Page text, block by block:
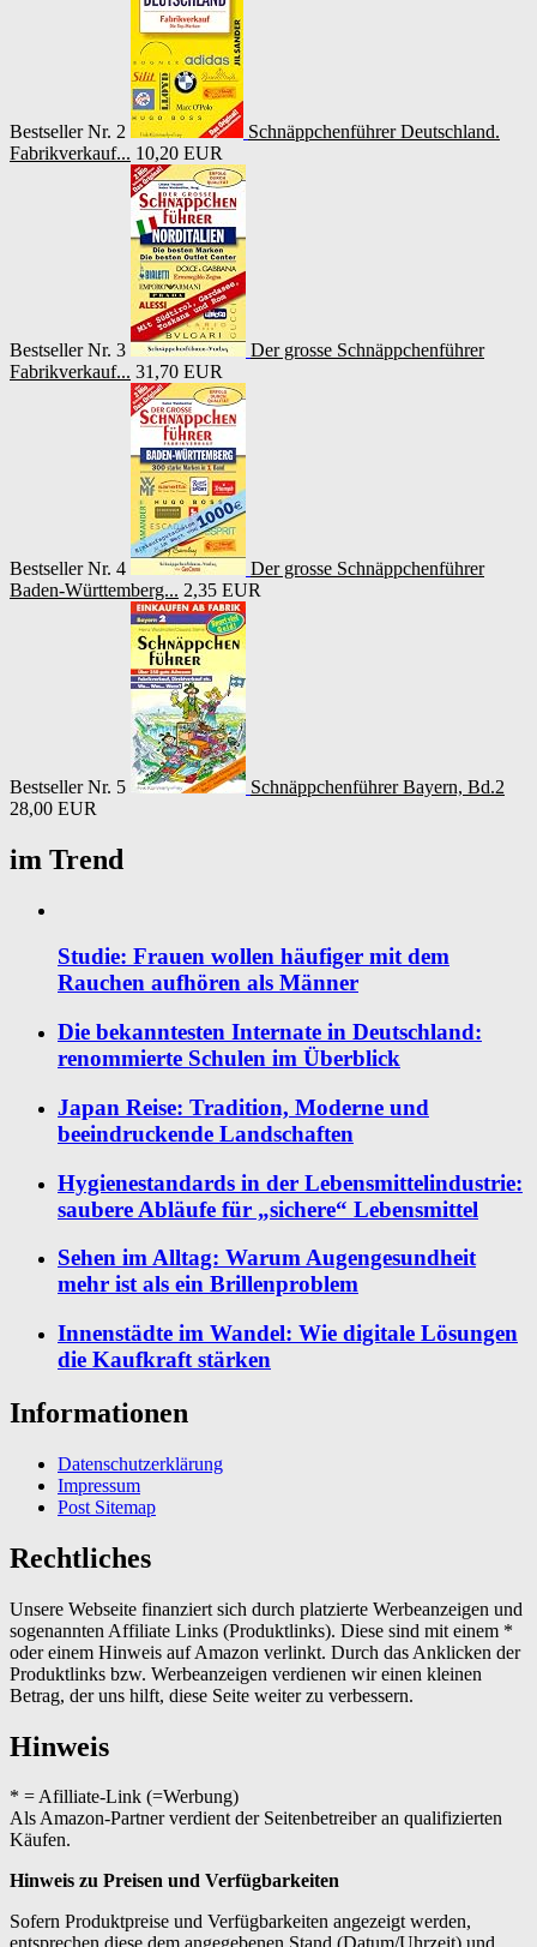
Bestseller Nr. 2
Schnäppchenführer Deutschland.
Fabrikverkauf... 10,20 EUR
Bestseller Nr. 3
Der grosse Schnäppchenführer
Fabrikverkauf... 31,70 EUR
Bestseller Nr. 4
Der grosse Schnäppchenführer
Baden-Württemberg... 2,35 EUR
Bestseller Nr. 5
Schnäppchenführer Bayern, Bd.2
28,00 EUR
im Trend
Studie: Frauen wollen häufiger mit dem
Rauchen aufhören als Männer
Die bekanntesten Internate in Deutschland:
renommierte Schulen im Überblick
Japan Reise: Tradition, Moderne und
beeindruckende Landschaften
Hygienestandards in der Lebensmittelindustrie:
saubere Abläufe für „sichere“ Lebensmittel
Sehen im Alltag: Warum Augengesundheit
mehr ist als ein Brillenproblem
Innenstädte im Wandel: Wie digitale Lösungen
die Kaufkraft stärken
Informationen
Datenschutzerklärung
Impressum
Post Sitemap
Rechtliches
Unsere Webseite finanziert sich durch platzierte Werbeanzeigen und
sogenannten Affiliate Links (Produktlinks). Diese sind mit einem *
oder einem Hinweis auf Amazon verlinkt. Durch das Anklicken der
Produktlinks bzw. Werbeanzeigen verdienen wir einen kleinen
Betrag, der uns hilft, diese Seite weiter zu verbessern.
Hinweis
* = Afilliate-Link (=Werbung)
Als Amazon-Partner verdient der Seitenbetreiber an qualifizierten
Käufen.
Hinweis zu Preisen und Verfügbarkeiten
Sofern Produktpreise und Verfügbarkeiten angezeigt werden,